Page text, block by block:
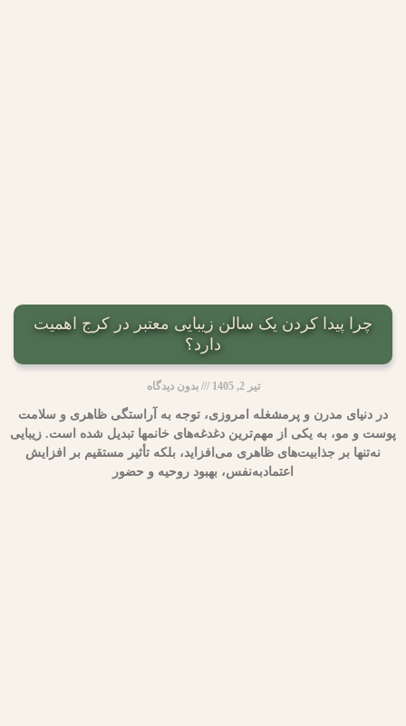
چرا پیدا کردن یک سالن زیبایی معتبر در کرج اهمیت
دارد؟
تیر 2, 1405 بدون دیدگاه
در دنیای مدرن و پرمشغله امروزی، توجه به آراستگی ظاهری و سلامت
پوست و مو، به یکی از مهم‌ترین دغدغه‌های خانمها تبدیل شده است. زیبایی
نه‌تنها بر جذابیت‌های ظاهری می‌افزاید، بلکه تأثیر مستقیم بر افزایش
اعتمادبه‌نفس، بهبود روحیه و حضور